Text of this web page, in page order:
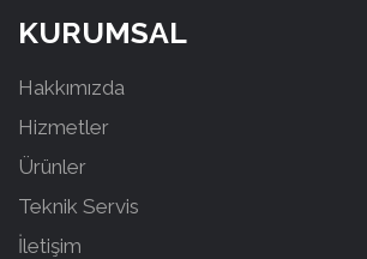
KURUMSAL
Hakkımızda
Hizmetler
Ürünler
Teknik Servis
İletişim